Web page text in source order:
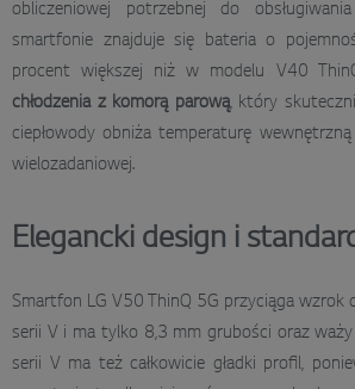
obliczeniowej potrzebnej do
smartfonie znajduje się bateria o
procent większej niż w modelu V40
chłodzenia z komorą parową, który
ciepłowody obniża temperaturę
wielozadaniowej.
Elegancki design i
Smartfon LG V50 ThinQ 5G przyciąga wzrok
serii V i ma tylko 8,3 mm grubości oraz
serii V ma też całkowicie gładki profil,